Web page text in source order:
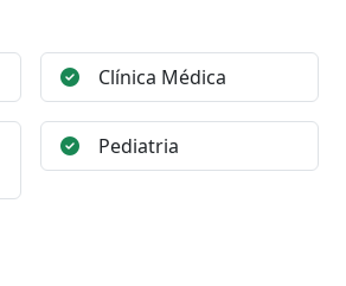
Clínica Médica
Pediatria